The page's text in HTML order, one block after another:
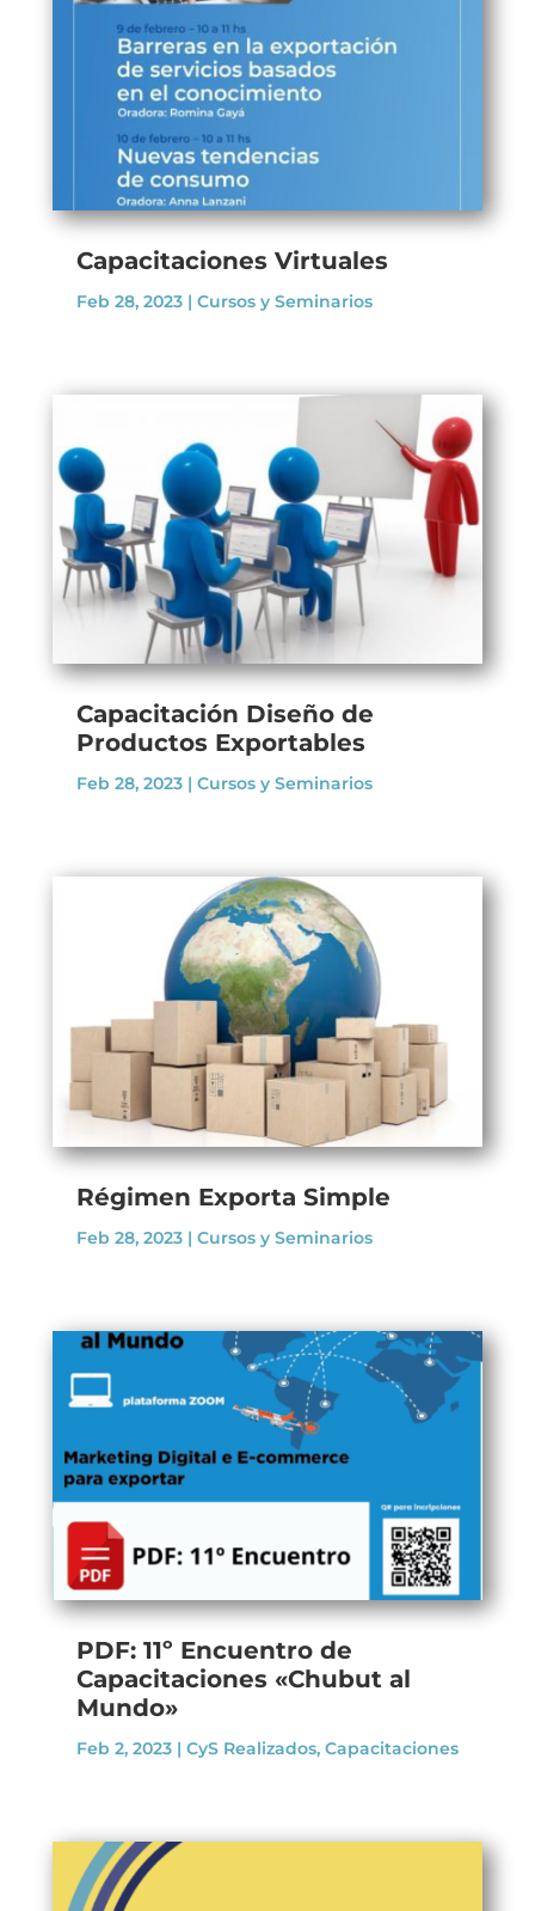
Capacitaciones Virtuales
Feb 28, 2023| Cursos y Seminarios
Capacitación Diseño de
Productos Exportables
Feb 28, 2023| Cursos y Seminarios
Régimen Exporta Simple
Feb 28, 2023| Cursos y Seminarios
PDF: 11º Encuentro de
Capacitaciones «Chubut al
Mundo»
Feb 2, 2023| CyS Realizados, Capacitaciones